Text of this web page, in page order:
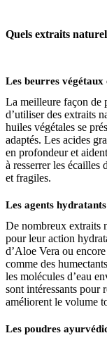
Quels extraits
Les beurres végétaux
La meilleure façon de
d’utiliser des extraits
huiles végétales se
adaptés. Les acides
en profondeur et
à resserrer les écailles
et fragiles.
Les agents hydratants
De nombreux extraits
pour leur action
d’Aloe Vera ou
comme des
les molécules d’eau
sont intéressants pour
améliorent le volume
Les poudres